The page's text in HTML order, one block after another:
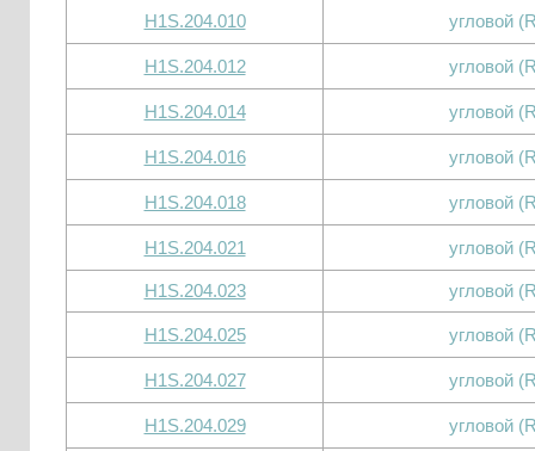
H1S.204.010 угловой
H1S.204.012 угловой
H1S.204.014 угловой
H1S.204.016 угловой
H1S.204.018 угловой
H1S.204.021 угловой
H1S.204.023 угловой
H1S.204.025 угловой
H1S.204.027 угловой
H1S.204.029 угловой